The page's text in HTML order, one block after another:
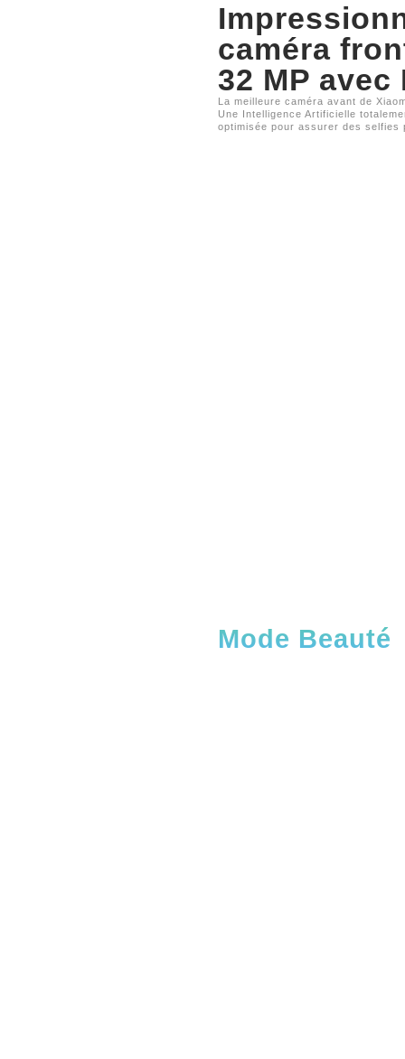
caméra
32 MP avec
La meilleure caméra avant de
Une Intelligence Artificielle
optimisée pour assurer des selfies
Mode Beauté